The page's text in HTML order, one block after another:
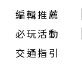
編輯推薦
必玩活動
交通指引